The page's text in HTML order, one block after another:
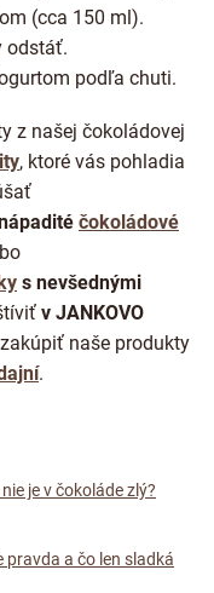
(cca 150 ml).
odstáť.
podľa chuti.
z našej čokoládovej
, ktoré vás pohladia
čokoládové
s nevšednými
v JANKOVO
naše produkty
.
je v čokoláde zlý?
a čo len sladká